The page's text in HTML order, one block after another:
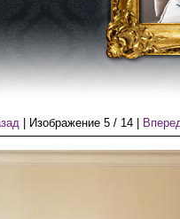
| Изображение5 / 14